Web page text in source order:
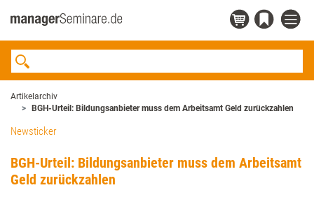
Artikelarchiv
BGH-Urteil: Bildungsanbieter muss dem Arbeitsamt Geld zurückzahlen
Newsticker
BGH-Urteil: Bildungsanbieter muss dem Arbeitsamt
Geld zurückzahlen